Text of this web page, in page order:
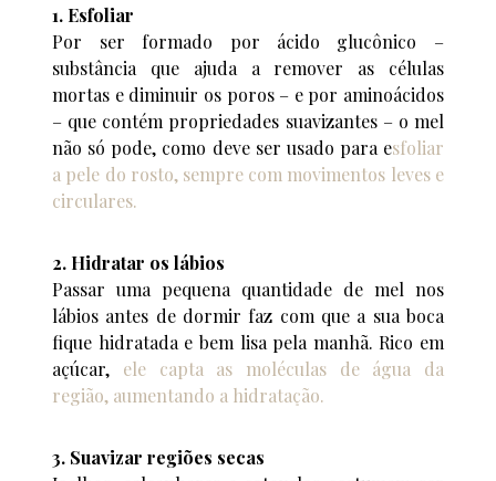
1. Esfoliar
Por ser formado por ácido glucônico –
substância que ajuda a remover as células
mortas e diminuir os poros – e por aminoácidos
– que contém propriedades suavizantes – o mel
não só pode, como deve ser usado para esfoliar
a pele do rosto, sempre com movimentos leves e
circulares.
2. Hidratar os lábios
Passar uma pequena quantidade de mel nos
lábios antes de dormir faz com que a sua boca
fique hidratada e bem lisa pela manhã. Rico em
açúcar, ele capta as moléculas de água da
região, aumentando a hidratação.
3. Suavizar regiões secas